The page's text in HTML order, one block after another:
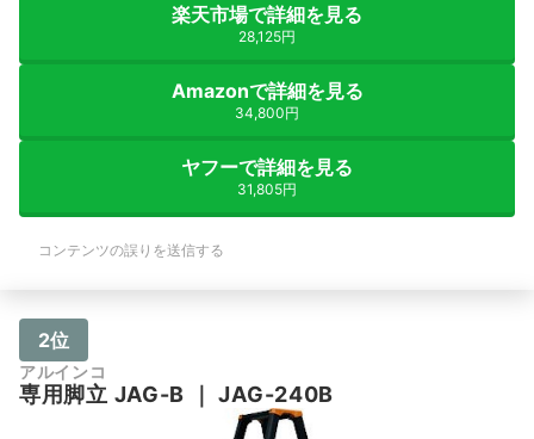
楽天市場で詳細を見る
28,125円
Amazonで詳細を見る
34,800円
ヤフーで詳細を見る
31,805円
コンテンツの誤りを送信する
2位
アルインコ
専用脚立 JAG-B ｜JAG-240B